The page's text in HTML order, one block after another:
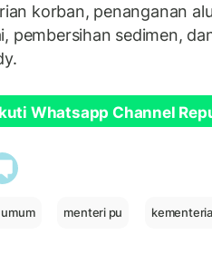
korban, penanganan
pembersihan sedimen,
Whatsapp Channel
menteri pu